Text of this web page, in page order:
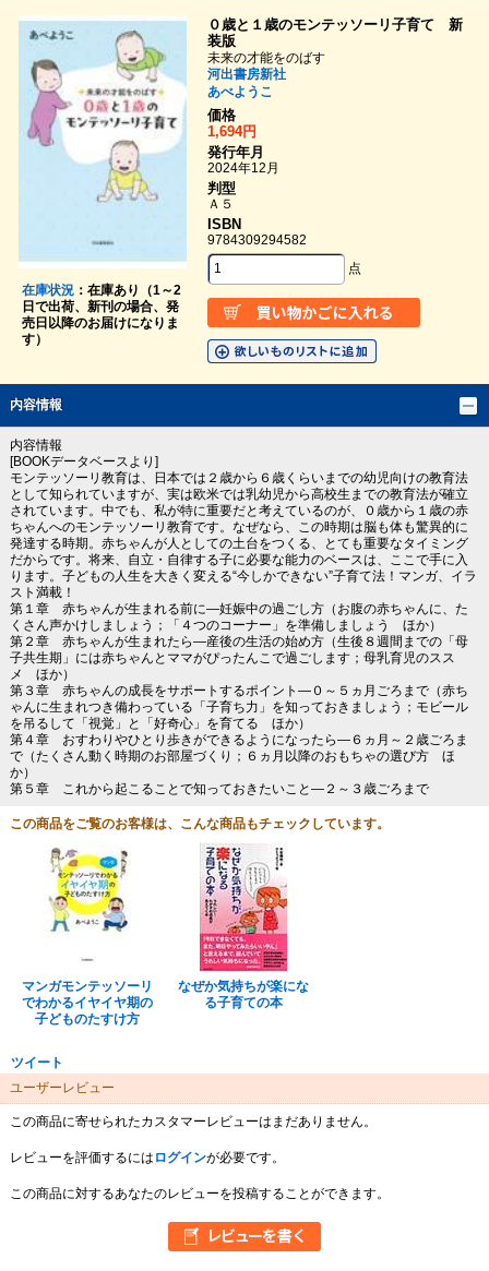
在庫状況：在庫あり（1～2
日で出荷、新刊の場合、発
売日以降のお届けになりま
す）
０歳と１歳のモンテッソーリ子育て 新
装版
未来の才能をのばす
河出書房新社
あべようこ
価格
1,694円
発行年月
2024年12月
判型
Ａ５
ISBN
9784309294582
点
内容情報
内容情報
[BOOKデータベースより]
モンテッソーリ教育は、日本では２歳から６歳くらいまでの幼児向けの教育法
として知られていますが、実は欧米では乳幼児から高校生までの教育法が確立
されています。中でも、私が特に重要だと考えているのが、０歳から１歳の赤
ちゃんへのモンテッソーリ教育です。なぜなら、この時期は脳も体も驚異的に
発達する時期。赤ちゃんが人としての土台をつくる、とても重要なタイミング
だからです。将来、自立・自律する子に必要な能力のベースは、ここで手に入
ります。子どもの人生を大きく変える“今しかできない”子育て法！マンガ、イラ
スト満載！
第１章 赤ちゃんが生まれる前に―妊娠中の過ごし方（お腹の赤ちゃんに、た
くさん声かけしましょう；「４つのコーナー」を準備しましょう ほか）
第２章 赤ちゃんが生まれたら―産後の生活の始め方（生後８週間までの「母
子共生期」には赤ちゃんとママがぴったんこで過ごします；母乳育児のスス
メ ほか）
第３章 赤ちゃんの成長をサポートするポイント―０～５ヵ月ごろまで（赤ち
ゃんに生まれつき備わっている「子育ち力」を知っておきましょう；モビール
を吊るして「視覚」と「好奇心」を育てる ほか）
第４章 おすわりやひとり歩きができるようになったら―６ヵ月～２歳ごろま
で（たくさん動く時期のお部屋づくり；６ヵ月以降のおもちゃの選び方 ほ
か）
第５章 これから起こることで知っておきたいこと―２～３歳ごろまで
この商品をご覧のお客様は、こんな商品もチェックしています。
マンガモンテッソーリ
でわかるイヤイヤ期の
子どものたすけ方
なぜか気持ちが楽にな
る子育ての本
ツイート
ユーザーレビュー
この商品に寄せられたカスタマーレビューはまだありません。
レビューを評価するには ログインが必要です。
この商品に対するあなたのレビューを投稿することができます。